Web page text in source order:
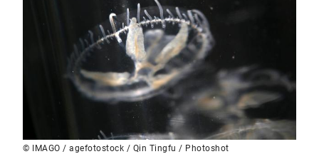
© IMAGO / agefotostock / Qin Tingfu / Photoshot